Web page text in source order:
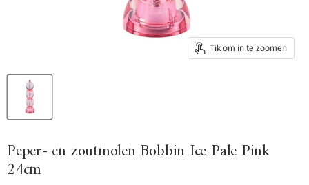
Tik om in te zoomen
Peper- en zoutmolen Bobbin Ice Pale Pink
24cm